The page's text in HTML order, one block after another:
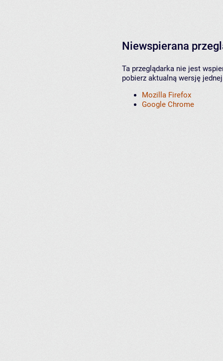
Niewspierana
Ta przeglądarka nie jest
pobierz aktualną wersję
Mozilla Firefox
Google Chrome